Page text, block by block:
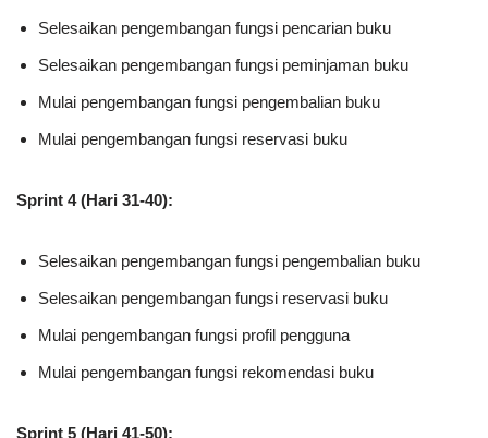
Selesaikan pengembangan fungsi pencarian buku
Selesaikan pengembangan fungsi peminjaman buku
Mulai pengembangan fungsi pengembalian buku
Mulai pengembangan fungsi reservasi buku
Sprint 4 (Hari 31-40):
Selesaikan pengembangan fungsi pengembalian buku
Selesaikan pengembangan fungsi reservasi buku
Mulai pengembangan fungsi profil pengguna
Mulai pengembangan fungsi rekomendasi buku
Sprint 5 (Hari 41-50):